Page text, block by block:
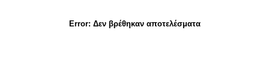
Error: Δεν βρέθηκαν αποτελέσματα